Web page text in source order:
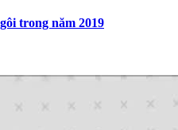
trong năm 2019